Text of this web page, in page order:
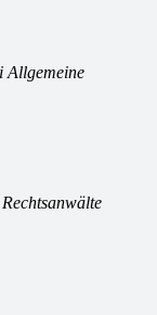
Allgemeine